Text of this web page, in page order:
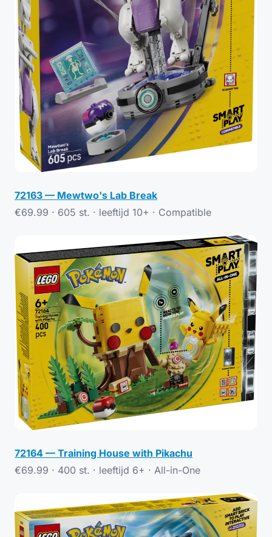
72163 — Mewtwo's Lab Break
€69.99 · 605 st. · leeftijd 10+ · Compatible
72164 — Training House with Pikachu
€69.99 · 400 st. · leeftijd 6+ · All-in-One